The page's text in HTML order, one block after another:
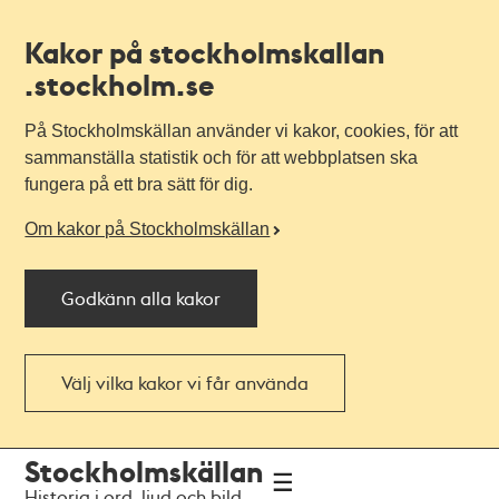
Kakor på stockholmskallan
.stockholm.se
På Stockholmskällan använder vi kakor, cookies, för att
sammanställa statistik och för att webbplatsen ska
fungera på ett bra sätt för dig.
Om kakor på Stockholmskällan
Godkänn alla kakor
Välj vilka kakor vi får använda
navigationen
huvudinnehållet
Stockholmskällan